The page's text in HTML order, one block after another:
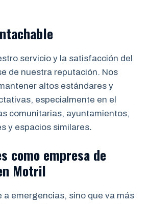
servicio y la satisfacción del
de nuestra reputación. Nos
altos estándares y
especialmente en el
comunitarias, ayuntamientos,
y espacios similares.
como empresa de
Motril
a emergencias, sino que va más